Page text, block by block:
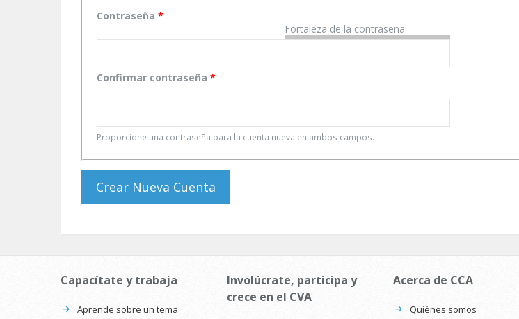
Fortaleza de la contraseña:
Contraseña *
Confirmar contraseña *
Proporcione una contraseña para la cuenta nueva en ambos campos.
Capacítate y trabaja
Aprende sobre un tema
Involúcrate, participa y
crece en el CVA
Acerca de CCA
Quiénes somos